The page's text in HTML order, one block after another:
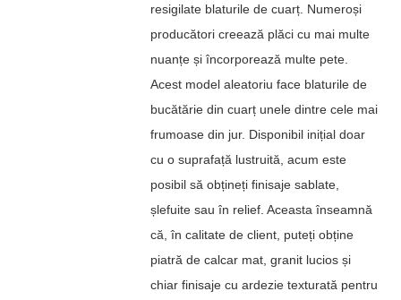
resigilate blaturile de cuarț. Numeroși
producători creează plăci cu mai multe
nuanțe și încorporează multe pete.
Acest model aleatoriu face blaturile de
bucătărie din cuarț unele dintre cele mai
frumoase din jur. Disponibil inițial doar
cu o suprafață lustruită, acum este
posibil să obțineți finisaje sablate,
șlefuite sau în relief. Aceasta înseamnă
că, în calitate de client, puteți obține
piatră de calcar mat, granit lucios și
chiar finisaje cu ardezie texturată pentru